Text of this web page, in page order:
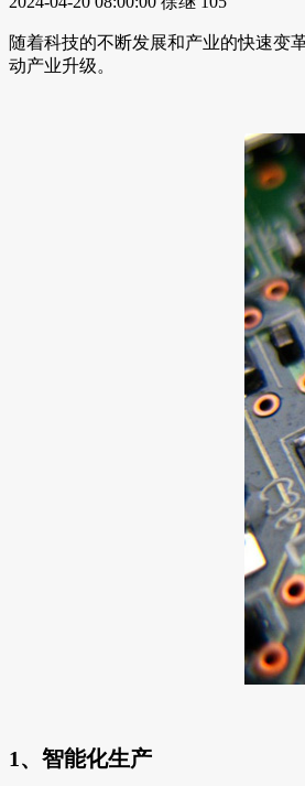
随着科技的不断发展和产业的快速变革
动产业升级。
1、智能化生产